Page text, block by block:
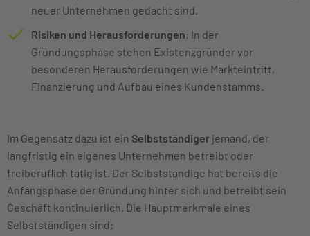
neuer Unternehmen gedacht sind.
Risiken und Herausforderungen: In der
Gründungsphase stehen Existenzgründer vor
besonderen Herausforderungen wie Markteintritt,
Finanzierung und Aufbau eines Kundenstamms.
Im Gegensatz dazu ist ein Selbstständiger jemand, der
langfristig ein eigenes Unternehmen betreibt oder
freiberuflich tätig ist. Der Selbstständige hat bereits die
Anfangsphase der Gründung hinter sich und betreibt sein
Geschäft kontinuierlich. Die Hauptmerkmale eines
Selbstständigen sind: